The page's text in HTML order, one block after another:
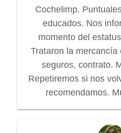
Cochelimp.
educados. Nos
momento del
Trataron la mercancía
seguros, contrato.
Repetiremos si nos
recomendamos.